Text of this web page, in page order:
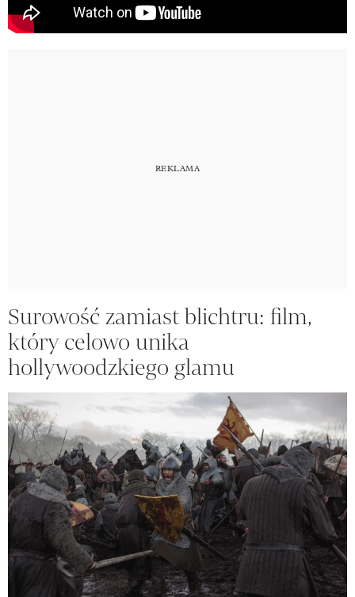
Surowość zamiast blichtru: film,
który celowo unika
hollywoodzkiego glamu